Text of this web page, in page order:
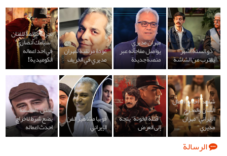
"ذو الستة أشهر"
يقترب من الشاشة
مهران مديري
يواصل مفاجآته عبر
منصة جديدة
عودة مرتقبة لمهران
مديري في الخريف
تجربة مؤلمة للفنان
"سيامك أنصاري"
في احد اعماله
الكوميدية!
شاهد: أحدث اعمال
الفنان والمخرج
الإيراني "مهران
مديري"
"قتلة الخونة" يتجه
إلى العرض
فوبيا مشاهير الفن
الإيراني
ممثل "العاصمة"
يضع شرط لاخراج
احدث اعماله
الرسالة